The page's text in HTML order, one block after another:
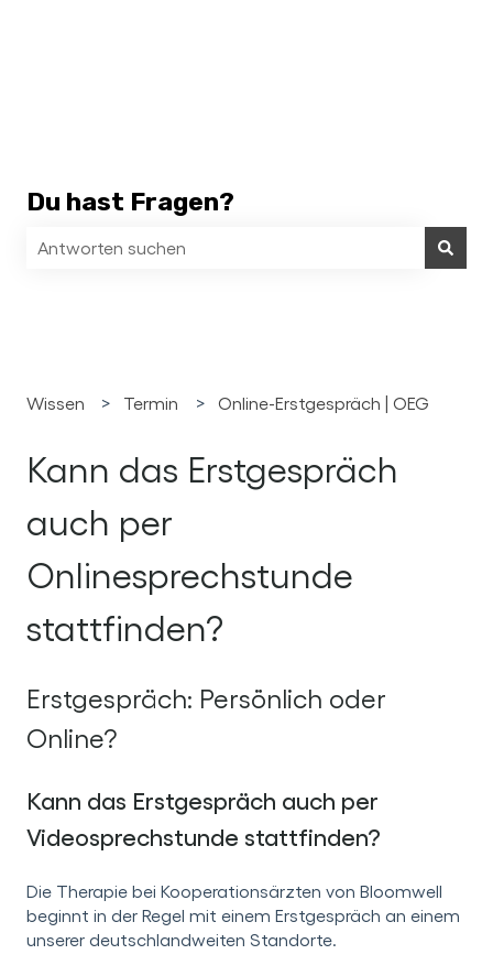
Du hast Fragen?
Wissen Termin Online-Erstgespräch | OEG
Kann das Erstgespräch
auch per
Onlinesprechstunde
stattfinden?
Erstgespräch: Persönlich oder
Online?
Kann das Erstgespräch auch per
Videosprechstunde stattfinden?
Die Therapie bei Kooperationsärzten von Bloomwell
beginnt in der Regel mit einem Erstgespräch an einem
unserer deutschlandweiten Standorte.